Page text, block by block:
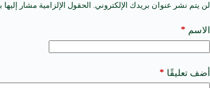
لن يتم نشر عنوان بريدك الإلكتروني. الحقول الإلزامية مشار إليها
الاسم *
أضف تعليقًا *
A
t
e
a
t